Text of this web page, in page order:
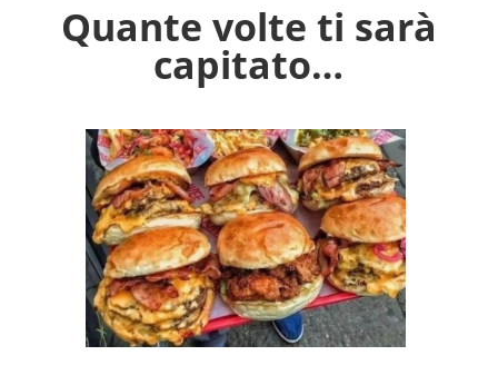
Quante volte ti sarà
capitato…